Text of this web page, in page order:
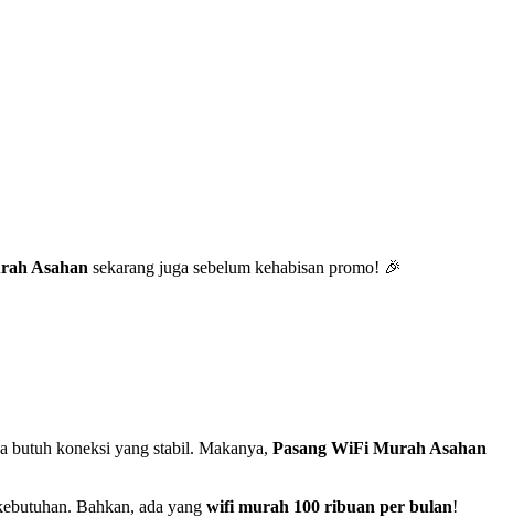
Asahan sekarang juga sebelum kehabisan promo! 🎉
butuh koneksi yang stabil. Makanya, Pasang WiFi Murah Asahan
Bahkan, ada yang wifi murah 100 ribuan per bulan!